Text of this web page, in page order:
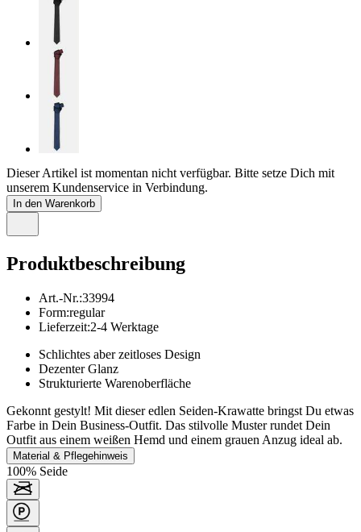
Dieser Artikel ist momentan nicht verfügbar. Bitte setze Dich mit
unserem Kundenservice in Verbindung.
In den Warenkorb
Produktbeschreibung
Art.-Nr.:33994
Form:regular
Lieferzeit:2-4 Werktage
Schlichtes aber zeitloses Design
Dezenter Glanz
Strukturierte Warenoberfläche
Gekonnt gestylt! Mit dieser edlen Seiden-Krawatte bringst Du etwas
Farbe in Dein Business-Outfit. Das stilvolle Muster rundet Dein
Outfit aus einem weißen Hemd und einem grauen Anzug ideal ab.
Material & Pflegehinweis
100% Seide